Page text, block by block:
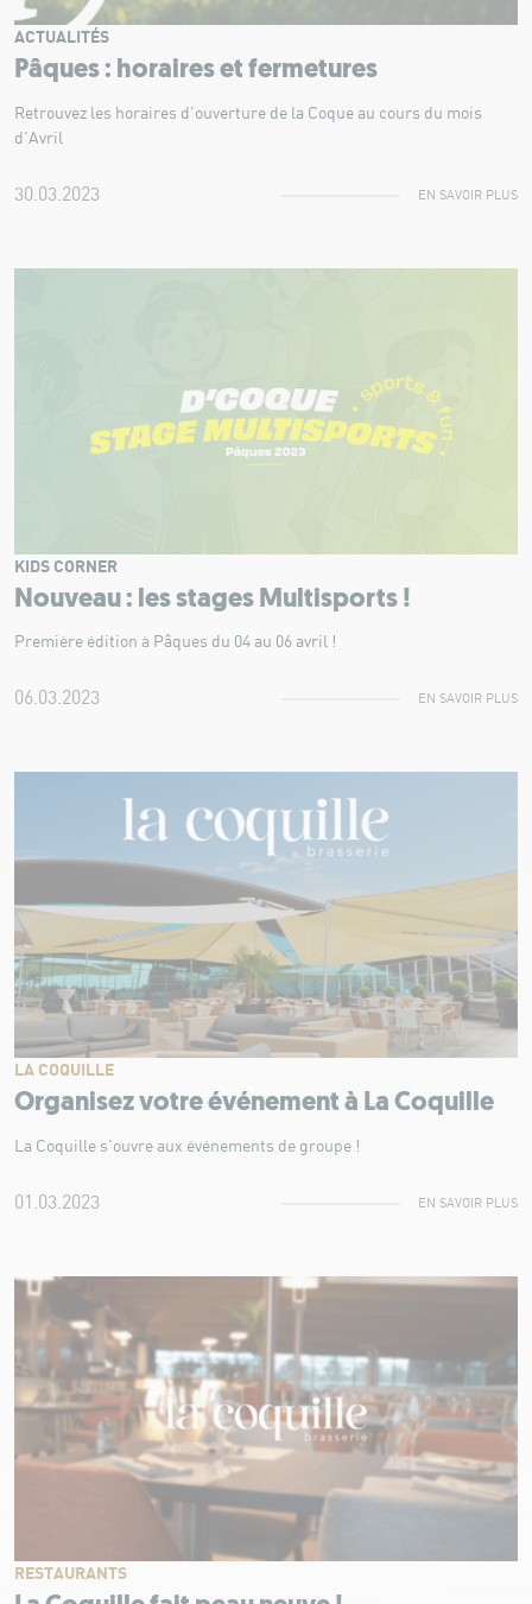
Pâques : horaires et fermetures
ACTUALITÉS
Retrouvez les horaires d'ouverture de la Coque au cours du mois
d'Avril
30.03.2023 EN SAVOIR PLUS
Nouveau : les stages Multisports !
KIDS CORNER
Première édition à Pâques du 04 au 06 avril !
06.03.2023 EN SAVOIR PLUS
Organisez votre événement à La Coquille
LA COQUILLE
La Coquille s'ouvre aux événements de groupe !
01.03.2023 EN SAVOIR PLUS
RESTAURANTS